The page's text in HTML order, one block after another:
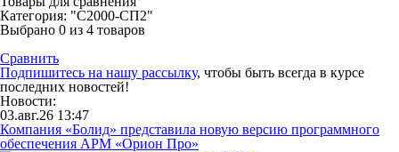
Категория: "С2000-СП2"
Выбрано 0 из 4 товаров
Сравнить
Подпишитесь на нашу рассылку, чтобы быть всегда в курсе
последних новостей!
Новости:
03.авг.26 13:47
Компания «Болид» представила новую версию программного
обеспечения АРМ «Орион Про»